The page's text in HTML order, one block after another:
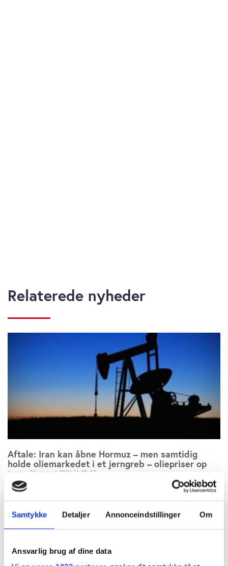
Samtykke Detaljer Annonceindstillinger Om
Ansvarlig brug af dine data
Relaterede nyheder
Aftale: Iran kan åbne Hormuz – men samtidig
holde oliemarkedet i et jerngreb – oliepriser op
torsdag 06. august 2026 18:47